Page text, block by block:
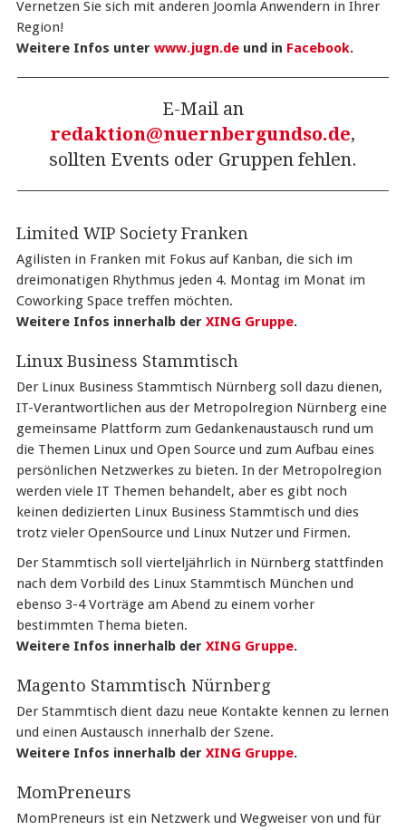
Vernetzen Sie sich mit anderen Joomla Anwendern in Ihrer
Region!
Weitere Infos unter www.jugn.deund in Facebook.
E-Mail an
redaktion@nuernbergundso.de,
sollten Events oder Gruppen fehlen.
Limited WIP Society Franken
Agilisten in Franken mit Fokus auf Kanban, die sich im
dreimonatigen Rhythmus jeden 4. Montag im Monat im
Coworking Space treffen möchten.
Weitere Infos innerhalb der XING Gruppe.
Linux Business Stammtisch
Der Linux Business Stammtisch Nürnberg soll dazu dienen,
IT-Verantwortlichen aus der Metropolregion Nürnberg eine
gemeinsame Plattform zum Gedankenaustausch rund um
die Themen Linux und Open Source und zum Aufbau eines
persönlichen Netzwerkes zu bieten. In der Metropolregion
werden viele IT Themen behandelt, aber es gibt noch
keinen dedizierten Linux Business Stammtisch und dies
trotz vieler OpenSource und Linux Nutzer und Firmen.
Der Stammtisch soll vierteljährlich in Nürnberg stattfinden
nach dem Vorbild des Linux Stammtisch München und
ebenso 3-4 Vorträge am Abend zu einem vorher
bestimmten Thema bieten.
Weitere Infos innerhalb der XING Gruppe.
Magento Stammtisch Nürnberg
Der Stammtisch dient dazu neue Kontakte kennen zu lernen
und einen Austausch innerhalb der Szene.
Weitere Infos innerhalb der XING Gruppe.
MomPreneurs
MomPreneurs ist ein Netzwerk und Wegweiser von und für